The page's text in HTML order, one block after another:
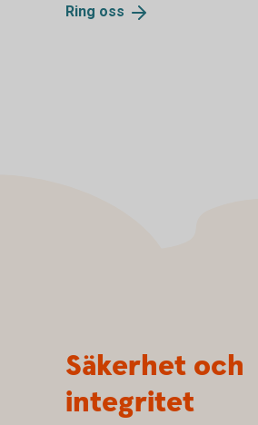
Ring oss
Säkerhet och
integritet